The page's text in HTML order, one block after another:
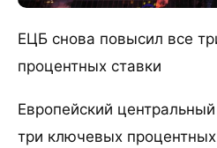
ЕЦБ снова повысил все
процентных ставки
Европейский
три ключевых